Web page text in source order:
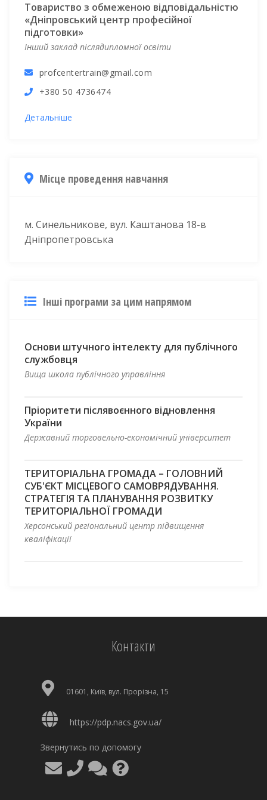
Товариство з обмеженою відповідальністю
«Дніпровський центр професійної
підготовки»
Інший заклад післядипломної освіти
profcentertrain@gmail.com
+380 50 4736474
Детальніше
Місце проведення навчання
м. Синельникове, вул. Каштанова 18-в
Дніпропетровська
Інші програми за цим напрямом
Основи штучного інтелекту для публічного
службовця
Вища школа публічного управління
Пріоритети післявоєнного відновлення
України
Державний торговельно-економічний університет
ТЕРИТОРІАЛЬНА ГРОМАДА – ГОЛОВНИЙ
СУБ'ЄКТ МІСЦЕВОГО САМОВРЯДУВАННЯ.
СТРАТЕГІЯ ТА ПЛАНУВАННЯ РОЗВИТКУ
ТЕРИТОРІАЛЬНОЇ ГРОМАДИ
Херсонський регіональний центр підвищення
кваліфікації
Контакти
01601, Київ, вул. Прорізна, 15
https://pdp.nacs.gov.ua/
Звернутись по допомогу